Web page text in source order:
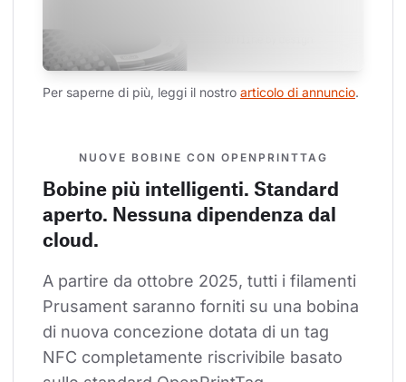
Per saperne di più, leggi il nostro articolo di annuncio.
NUOVE BOBINE CON OPENPRINTTAG
Bobine più intelligenti. Standard
aperto. Nessuna dipendenza dal
cloud.
A partire da ottobre 2025, tutti i filamenti
Prusament saranno forniti su una bobina
di nuova concezione dotata di un tag
NFC completamente riscrivibile basato